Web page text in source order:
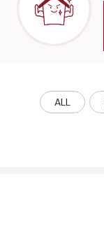
ALL